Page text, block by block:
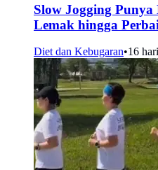
Slow Jogging
Lemak hingga
Diet dan Kebugaran•16